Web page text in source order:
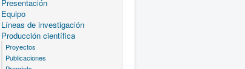
Presentación
Equipo
Líneas de investigación
Producción científica
Proyectos
Publicaciones